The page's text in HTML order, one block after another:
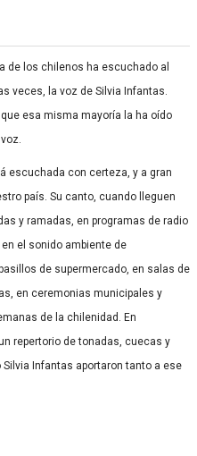
de los chilenos ha escuchado al
veces, la voz de Silvia Infantas.
esa misma mayoría la ha oído
escuchada con certeza, y a gran
país. Su canto, cuando lleguen
y ramadas, en programas de radio
el sonido ambiente de
de supermercado, en salas de
en ceremonias municipales y
de la chilenidad. En
repertorio de tonadas, cuecas y
Infantas aportaron tanto a ese